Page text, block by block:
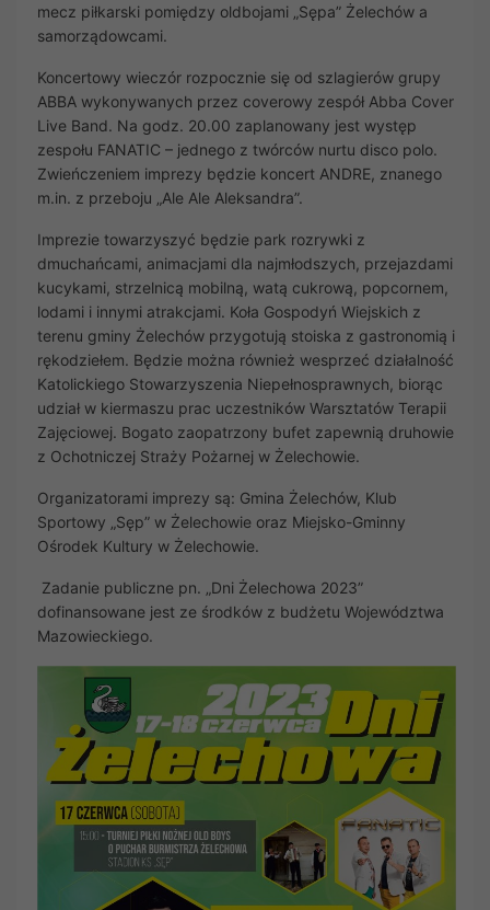
mecz piłkarski pomiędzy oldbojami „Sępa” Żelechów a
samorządowcami.
Koncertowy wieczór rozpocznie się od szlagierów grupy
ABBA wykonywanych przez coverowy zespół Abba Cover
Live Band. Na godz. 20.00 zaplanowany jest występ
zespołu FANATIC – jednego z twórców nurtu disco polo.
Zwieńczeniem imprezy będzie koncert ANDRE, znanego
m.in. z przeboju „Ale Ale Aleksandra”.
Imprezie towarzyszyć będzie park rozrywki z
dmuchańcami, animacjami dla najmłodszych, przejazdami
kucykami, strzelnicą mobilną, watą cukrową, popcornem,
lodami i innymi atrakcjami. Koła Gospodyń Wiejskich z
terenu gminy Żelechów przygotują stoiska z gastronomią i
rękodziełem. Będzie można również wesprzeć działalność
Katolickiego Stowarzyszenia Niepełnosprawnych, biorąc
udział w kiermaszu prac uczestników Warsztatów Terapii
Zajęciowej. Bogato zaopatrzony bufet zapewnią druhowie
z Ochotniczej Straży Pożarnej w Żelechowie.
Organizatorami imprezy są: Gmina Żelechów, Klub
Sportowy „Sęp” w Żelechowie oraz Miejsko-Gminny
Ośrodek Kultury w Żelechowie.
Zadanie publiczne pn. „Dni Żelechowa 2023”
dofinansowane jest ze środków z budżetu Województwa
Mazowieckiego.